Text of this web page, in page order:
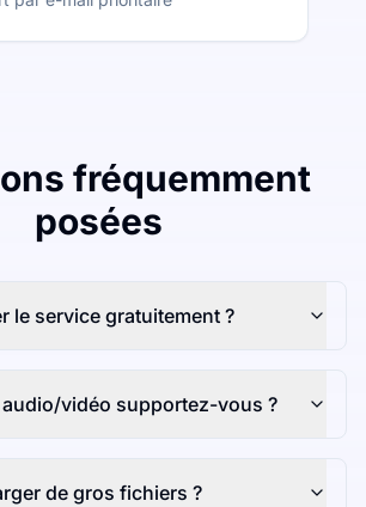
fréquemment
posées
le service gratuitement ?
vidéo supportez-vous ?
de gros fichiers ?